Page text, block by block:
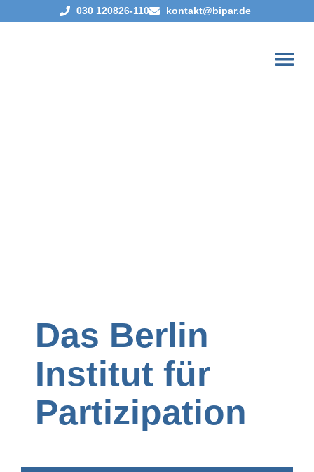
030 120826-110 kontakt@bipar.de
Das Berlin
Institut für
Partizipation